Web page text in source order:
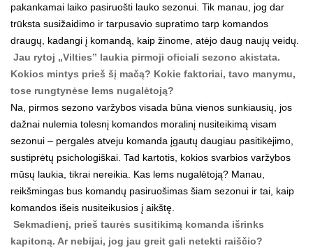
pakankamai laiko pasiruošti lauko sezonui. Tik manau, jog dar
trūksta susižaidimo ir tarpusavio supratimo tarp komandos
draugų, kadangi į komandą, kaip žinome, atėjo daug naujų veidų.
Jau rytoj „Vilties” laukia pirmoji oficiali sezono akistata.
Kokios mintys prieš šį mačą? Kokie faktoriai, tavo manymu,
tose rungtynėse lems nugalėtoją?
Na, pirmos sezono varžybos visada būna vienos sunkiausių, jos
dažnai nulemia tolesnį komandos moralinį nusiteikimą visam
sezonui – pergalės atveju komanda įgautų daugiau pasitikėjimo,
sustiprėtų psichologiškai. Tad kartotis, kokios svarbios varžybos
mūsų laukia, tikrai nereikia. Kas lems nugalėtoją? Manau,
reikšmingas bus komandų pasiruošimas šiam sezonui ir tai, kaip
komandos išeis nusiteikusios į aikštę.
Sekmadienį, prieš taurės susitikimą komanda išrinks
kapitoną. Ar nebijai, jog jau greit gali netekti raiščio?